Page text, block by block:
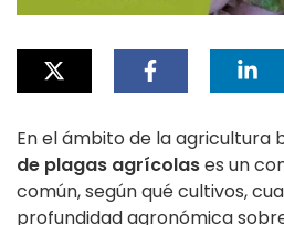
En el ámbito de la agricultura
de plagas agrícolases un
común, según qué cultivos,
profundidad agronómica